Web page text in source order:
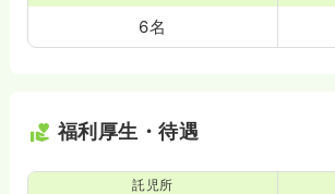
6名
福利厚生・待遇
託児所